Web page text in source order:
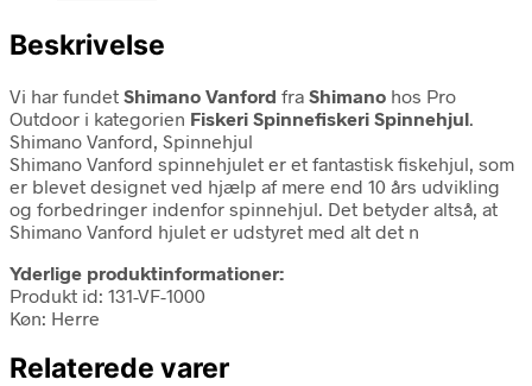
Beskrivelse
Vi har fundet Shimano Vanford fra Shimano hos Pro
Outdoor i kategorien Fiskeri Spinnefiskeri Spinnehjul.
Shimano Vanford, Spinnehjul
Shimano Vanford spinnehjulet er et fantastisk fiskehjul, som
er blevet designet ved hjælp af mere end 10 års udvikling
og forbedringer indenfor spinnehjul. Det betyder altså, at
Shimano Vanford hjulet er udstyret med alt det n
Yderlige produktinformationer:
Produkt id: 131-VF-1000
Køn: Herre
Relaterede varer